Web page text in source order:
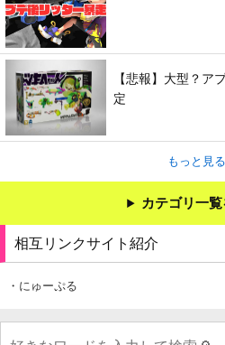
【悲報】大型？ア
定
もっと見
カテゴリ一覧
相互リンクサイト紹介
・にゅーぷる